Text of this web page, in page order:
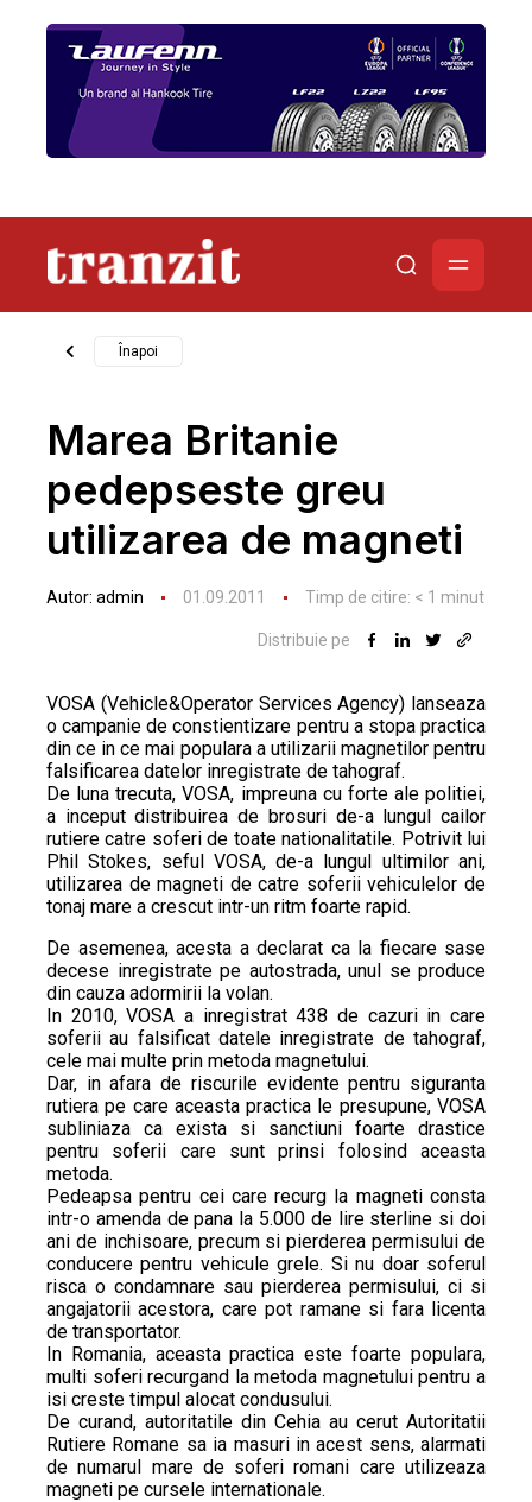
Înapoi
Marea Britanie
pedepseste greu
utilizarea de magneti
Autor: admin 01.09.2011 Timp de citire: < 1 minut
Distribuie pe
VOSA (Vehicle&Operator Services Agency) lanseaza
o campanie de constientizare pentru a stopa practica
din ce in ce mai populara a utilizarii magnetilor pentru
falsificarea datelor inregistrate de tahograf.
De luna trecuta, VOSA, impreuna cu forte ale politiei,
a inceput distribuirea de brosuri de-a lungul cailor
rutiere catre soferi de toate nationalitatile. Potrivit lui
Phil Stokes, seful VOSA, de-a lungul ultimilor ani,
utilizarea de magneti de catre soferii vehiculelor de
tonaj mare a crescut intr-un ritm foarte rapid.
De asemenea, acesta a declarat ca la fiecare sase
decese inregistrate pe autostrada, unul se produce
din cauza adormirii la volan.
In 2010, VOSA a inregistrat 438 de cazuri in care
soferii au falsificat datele inregistrate de tahograf,
cele mai multe prin metoda magnetului.
Dar, in afara de riscurile evidente pentru siguranta
rutiera pe care aceasta practica le presupune, VOSA
subliniaza ca exista si sanctiuni foarte drastice
pentru soferii care sunt prinsi folosind aceasta
metoda.
Pedeapsa pentru cei care recurg la magneti consta
intr-o amenda de pana la 5.000 de lire sterline si doi
ani de inchisoare, precum si pierderea permisului de
conducere pentru vehicule grele. Si nu doar soferul
risca o condamnare sau pierderea permisului, ci si
angajatorii acestora, care pot ramane si fara licenta
de transportator.
In Romania, aceasta practica este foarte populara,
multi soferi recurgand la metoda magnetului pentru a
isi creste timpul alocat condusului.
De curand, autoritatile din Cehia au cerut Autoritatii
Rutiere Romane sa ia masuri in acest sens, alarmati
de numarul mare de soferi romani care utilizeaza
magneti pe cursele internationale.